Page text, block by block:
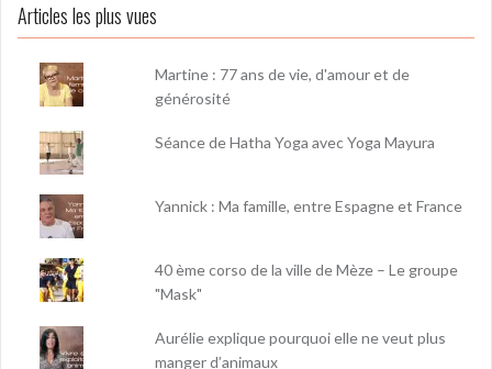
Articles les plus vues
Martine : 77 ans de vie, d'amour et de
générosité
Séance de Hatha Yoga avec Yoga Mayura
Yannick : Ma famille, entre Espagne et France
40 ème corso de la ville de Mèze – Le groupe
"Mask"
Aurélie explique pourquoi elle ne veut plus
manger d’animaux